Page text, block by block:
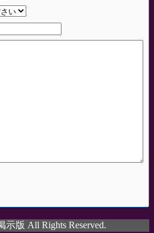
示版 All Rights Reserved.